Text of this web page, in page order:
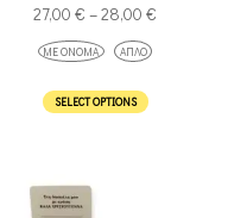
27,00 € –28,00 €
ΜΕ ΌΝΟΜΑ ΑΠΛΌ
SELECT OPTIONS